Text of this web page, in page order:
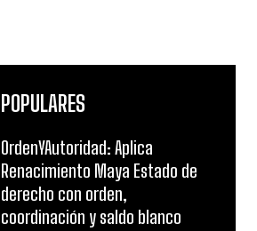
POPULARES
OrdenYAutoridad: Aplica
Renacimiento Maya Estado de
derecho con orden,
coordinación y saldo blanco